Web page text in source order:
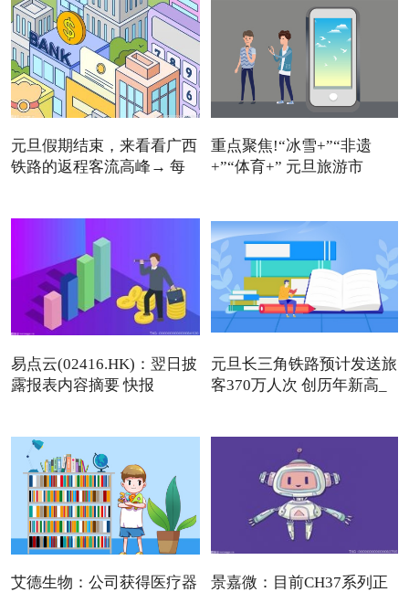
元旦假期结束，来看看广西
铁路的返程客流高峰→ 每
重点聚焦!“冰雪+”“非遗
+”“体育+” 元旦旅游市
易点云(02416.HK)：翌日披
露报表内容摘要 快报
元旦长三角铁路预计发送旅
客370万人次 创历年新高_
艾德生物：公司获得医疗器
景嘉微：目前CH37系列正